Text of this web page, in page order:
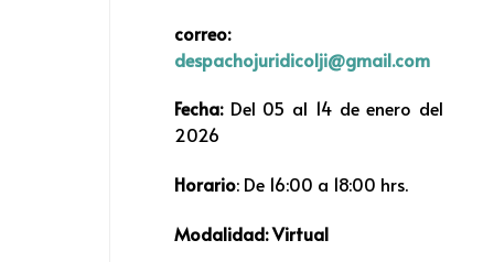
correo:
despachojuridicolji@gmail.com
Fecha:Del 05 al 14 de enero del
2026
Horario: De 16:00 a 18:00 hrs.
Modalidad: Virtual